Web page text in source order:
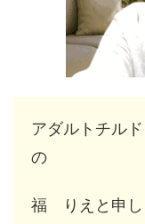
アダルトチル
の
福 りえと申し